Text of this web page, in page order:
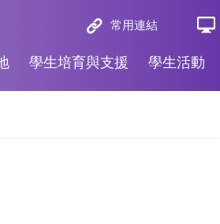
常用連結
學生培育與支援 學生活動